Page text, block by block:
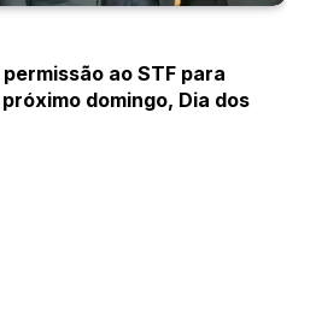
ao STF para
domingo, Dia dos